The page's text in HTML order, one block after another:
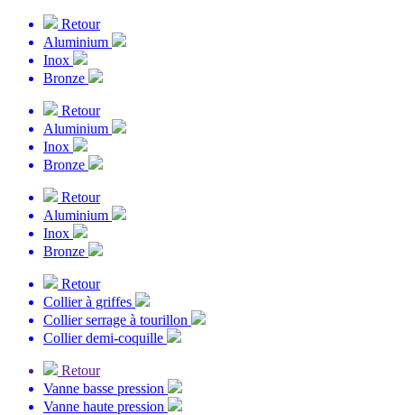
Retour
Aluminium
Inox
Bronze
Retour
Aluminium
Inox
Bronze
Retour
Aluminium
Inox
Bronze
Retour
Collier à griffes
Collier serrage à tourillon
Collier demi-coquille
Retour
Vanne basse pression
Vanne haute pression